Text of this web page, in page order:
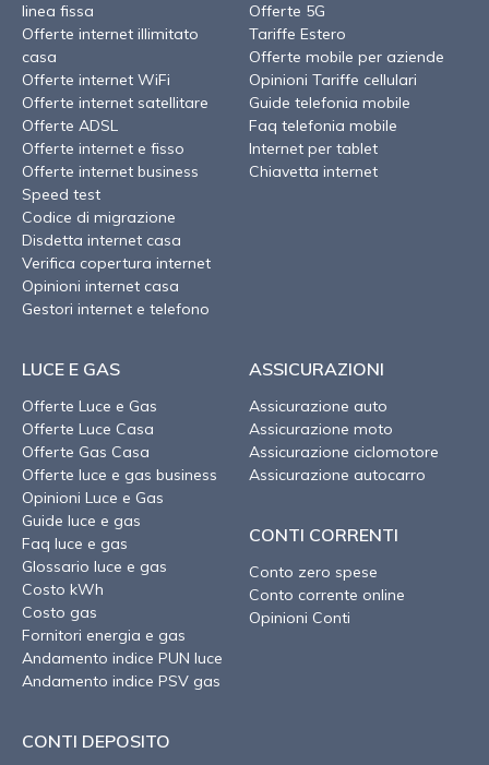
linea fissa
Offerte internet illimitato
casa
Offerte internet WiFi
Offerte internet satellitare
Offerte ADSL
Offerte internet e fisso
Offerte internet business
Speed test
Codice di migrazione
Disdetta internet casa
Verifica copertura internet
Opinioni internet casa
Gestori internet e telefono
Offerte 5G
Tariffe Estero
Offerte mobile per aziende
Opinioni Tariffe cellulari
Guide telefonia mobile
Faq telefonia mobile
Internet per tablet
Chiavetta internet
LUCE E GAS
Offerte Luce e Gas
Offerte Luce Casa
Offerte Gas Casa
Offerte luce e gas business
Opinioni Luce e Gas
Guide luce e gas
Faq luce e gas
Glossario luce e gas
Costo kWh
Costo gas
Fornitori energia e gas
Andamento indice PUN luce
Andamento indice PSV gas
ASSICURAZIONI
Assicurazione auto
Assicurazione moto
Assicurazione ciclomotore
Assicurazione autocarro
CONTI CORRENTI
Conto zero spese
Conto corrente online
Opinioni Conti
CONTI DEPOSITO